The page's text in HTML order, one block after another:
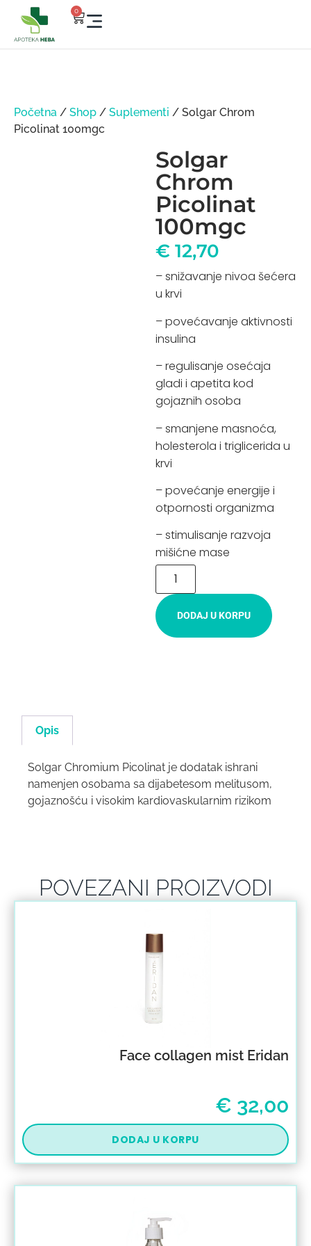
0
Početna / Shop / Suplementi / Solgar Chrom
Picolinat 100mgc
Solgar
Chrom
Picolinat
100mgc
€ 12,70
– snižavanje nivoa šećera
u krvi
– povećavanje aktivnosti
insulina
– regulisanje osećaja
gladi i apetita kod
gojaznih osoba
– smanjene masnoća,
holesterola i triglicerida u
krvi
– povećanje energije i
otpornosti organizma
– stimulisanje razvoja
mišićne mase
DODAJ U KORPU
Opis
Solgar Chromium Picolinat je dodatak ishrani
namenjen osobama sa dijabetesom melitusom,
gojaznošću i visokim kardiovaskularnim rizikom
POVEZANI PROIZVODI
Face collagen mist Eridan
€ 32,00
DODAJ U KORPU